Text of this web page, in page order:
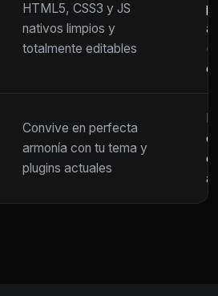
HTML5, CSS3 y JS
nativos limpios y
totalmente editables
Convive en perfecta
armonía con tu tema y
plugins actuales